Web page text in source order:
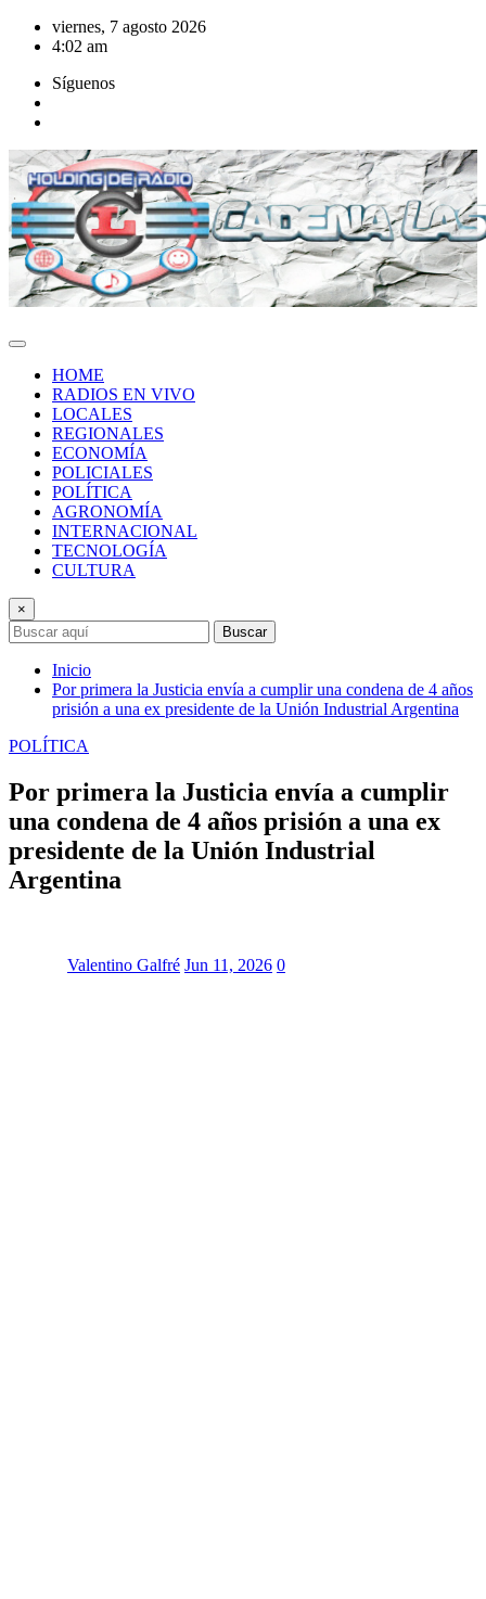
Saltar
viernes, 7 agosto 2026
4:02 am
Síguenos
HOME
RADIOS EN VIVO
LOCALES
REGIONALES
ECONOMÍA
POLICIALES
POLÍTICA
AGRONOMÍA
INTERNACIONAL
TECNOLOGÍA
CULTURA
×
Buscar
Inicio
Por primera la Justicia envía a cumplir una condena de 4 años
prisión a una ex presidente de la Unión Industrial Argentina
POLÍTICA
Por primera la Justicia envía a cumplir
una condena de 4 años prisión a una ex
presidente de la Unión Industrial
Argentina
Valentino Galfré Jun 11, 2026 0